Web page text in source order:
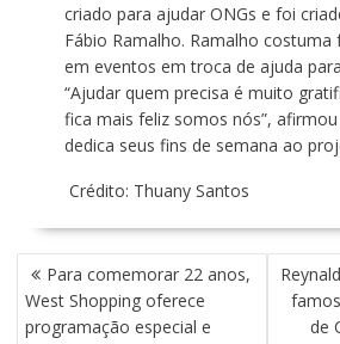
criado para ajudar ONGs e foi
Fábio Ramalho. Ramalho costuma
em eventos em troca de ajuda
“Ajudar quem precisa é muito
fica mais feliz somos nós”,
dedica seus fins de semana ao
Crédito: Thuany Santos
N
A
V
Para comemorar 22 anos,
West Shopping oferece
programação especial e
de